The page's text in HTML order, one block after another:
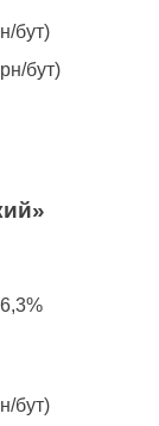
бут)
бут)
бут)